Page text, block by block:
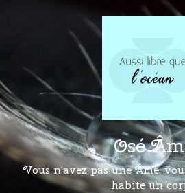
Osé
Vous n’avez pas une Âme,
habite un